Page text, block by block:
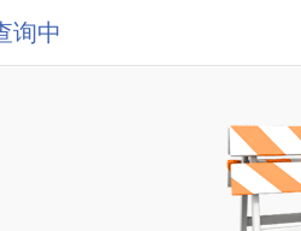
询中